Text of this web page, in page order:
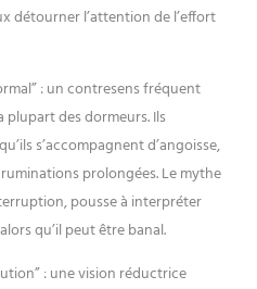
détourner l’attention de l’effort
: un contresens fréquent
plupart des dormeurs. Ils
s’accompagnent d’angoisse,
prolongées. Le mythe
pousse à interpréter
qu’il peut être banal.
: une vision réductrice